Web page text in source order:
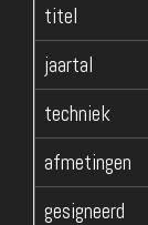
titel
jaartal
techniek
afmetingen
gesigneerd